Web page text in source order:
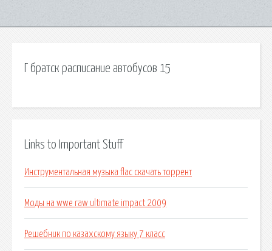
Г братск расписание автобусов 15
Links to Important Stuff
Инструментальная музыка flac скачать торрент
Моды на wwe raw ultimate impact 2009
Решебник по казахскому языку 7 класс